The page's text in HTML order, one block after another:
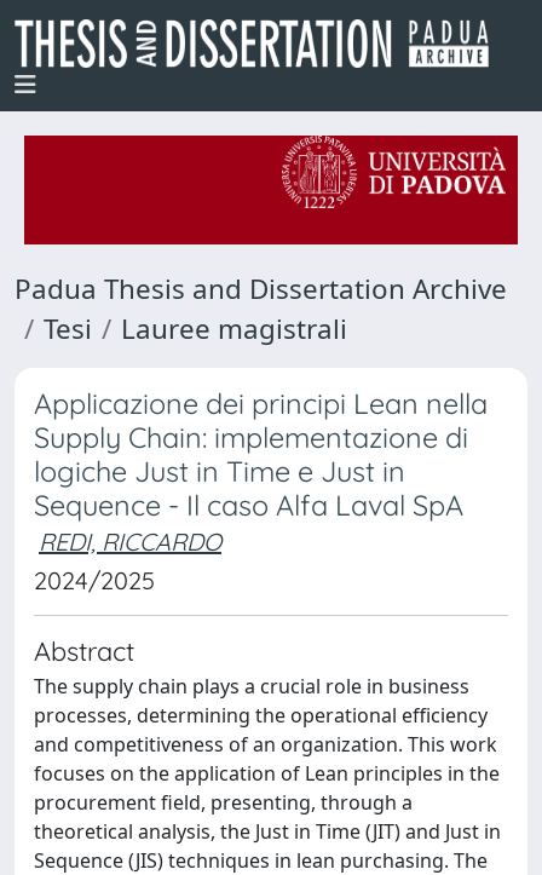
Padua Thesis and Dissertation Archive
Tesi
Lauree magistrali
Applicazione dei principi Lean nella
Supply Chain: implementazione di
logiche Just in Time e Just in
Sequence - Il caso Alfa Laval SpA
REDI, RICCARDO
2024/2025
Abstract
The supply chain plays a crucial role in business
processes, determining the operational efficiency
and competitiveness of an organization. This work
focuses on the application of Lean principles in the
procurement field, presenting, through a
theoretical analysis, the Just in Time (JIT) and Just in
Sequence (JIS) techniques in lean purchasing. The